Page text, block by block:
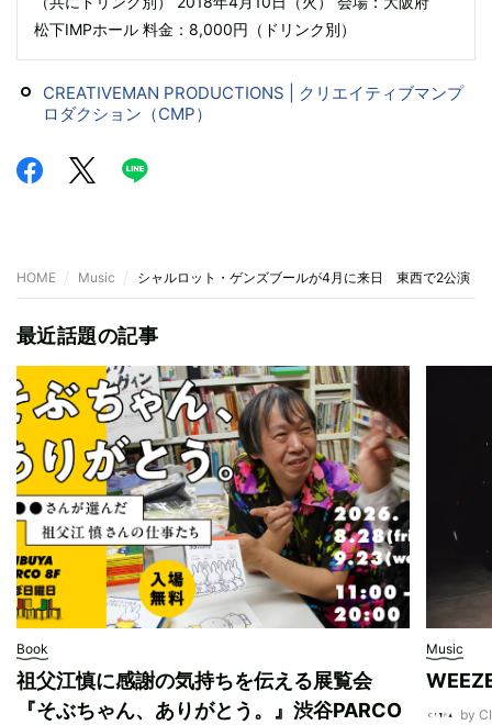
松下IMPホール 料金：8,000円（ドリンク別）
CREATIVEMAN PRODUCTIONS | クリエイティブマンプ
ロダクション（CMP）
HOME Music シャルロット・ゲンズブールが4月に来日 東西で2公演
最近話題の記事
Book
祖父江慎に感謝の気持ちを伝える展覧会
『そぶちゃん、ありがとう。』渋谷PARCO
Music
by